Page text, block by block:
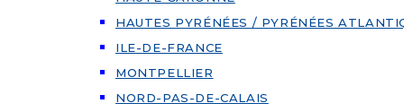
HAUTES PYRÉNÉES / PYRÉNÉES
ILE-DE-FRANCE
MONTPELLIER
NORD-PAS-DE-CALAIS